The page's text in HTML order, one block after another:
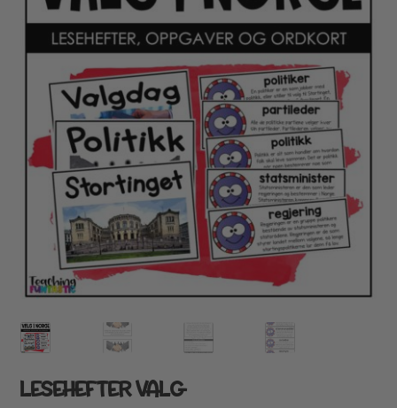
TIPSHJØRNET
KURS
LESEHEFTER VALG